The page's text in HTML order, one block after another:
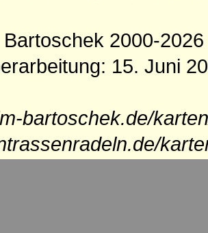
2000-2026
15. Juni
bartoschek.de/